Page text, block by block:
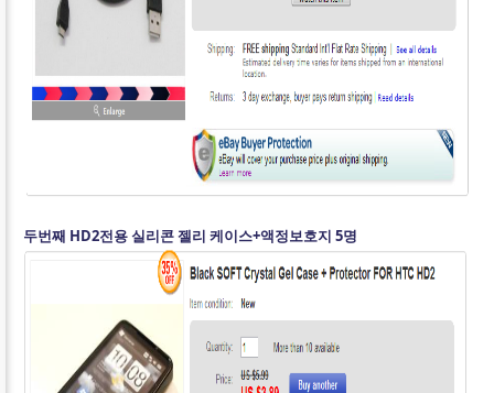
두번째 HD2전용 실리콘 젤리 케이스+액정보호지 5명